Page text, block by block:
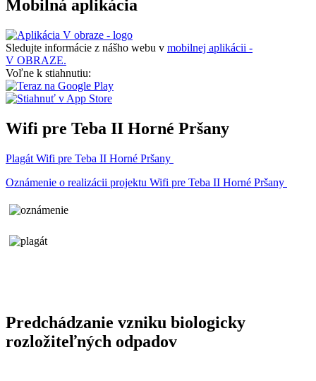
Mobilná aplikácia
Sledujte informácie z nášho webu v mobilnej aplikácii -
V OBRAZE.
Voľne k stiahnutiu:
Wifi pre Teba II Horné Pršany
Plagát Wifi pre Teba II Horné Pršany
Oznámenie o realizácii projektu Wifi pre Teba II Horné Pršany
Predchádzanie vzniku biologicky
rozložiteľných odpadov